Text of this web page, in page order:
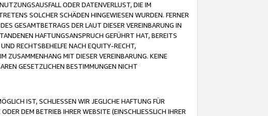
ODER DATENVERLUST, DIE IM
SOLCHER SCHÄDEN HINGEWIESEN WURDEN. FERNER
GESAMTBETRAGS DER LAUT DIESER VEREINBARUNG IN
HAFTUNGSANSPRUCH GEFÜHRT HAT, BEREITS
RECHTSBEHELFE NACH EQUITY-RECHT,
ZUSAMMENHANG MIT DIESER VEREINBARUNG. KEINE
GESETZLICHEN BESTIMMUNGEN NICHT
IST, SCHLIESSEN WIR JEGLICHE HAFTUNG FÜR
DEM BETRIEB IHRER WEBSITE (EINSCHLIESSLICH IHRER